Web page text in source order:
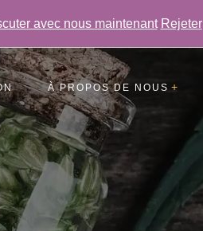
À PROPOS DE NOUS
avec nous maintenant Rejeter